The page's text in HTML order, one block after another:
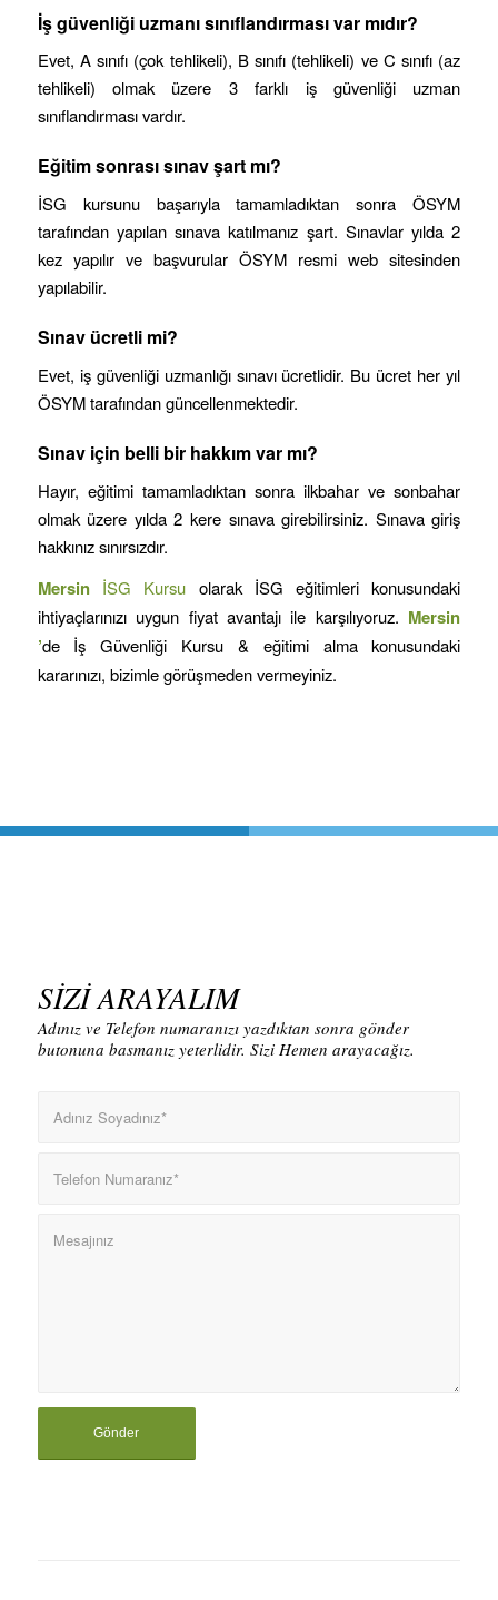
İş güvenliği uzmanı sınıflandırması var mıdır?
Evet, A sınıfı (çok tehlikeli), B sınıfı (tehlikeli) ve C sınıfı (az
tehlikeli) olmak üzere 3 farklı iş güvenliği uzman
sınıflandırması vardır.
Eğitim sonrası sınav şart mı?
İSG kursunu başarıyla tamamladıktan sonra ÖSYM
tarafından yapılan sınava katılmanız şart. Sınavlar yılda 2
kez yapılır ve başvurular ÖSYM resmi web sitesinden
yapılabilir.
Sınav ücretli mi?
Evet, iş güvenliği uzmanlığı sınavı ücretlidir. Bu ücret her yıl
ÖSYM tarafından güncellenmektedir.
Sınav için belli bir hakkım var mı?
Hayır, eğitimi tamamladıktan sonra ilkbahar ve sonbahar
olmak üzere yılda 2 kere sınava girebilirsiniz. Sınava giriş
hakkınız sınırsızdır.
Mersin İSG Kursu olarak İSG eğitimleri konusundaki
ihtiyaçlarınızı uygun fiyat avantajı ile karşılıyoruz. Mersin
’de İş Güvenliği Kursu & eğitimi alma konusundaki
kararınızı, bizimle görüşmeden vermeyiniz.
SİZİ ARAYALIM
Adınız ve Telefon numaranızı yazdıktan sonra gönder
butonuna basmanız yeterlidir. Sizi Hemen arayacağız.